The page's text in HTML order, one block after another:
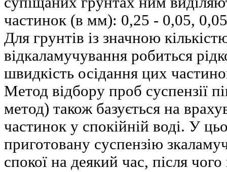
частинок (в мм): 0,25 - 0,05,
Для грунтів із значною
відкаламучування робиться
швидкість осідання цих
Метод відбору проб суспензії
метод) також базується на
частинок у спокійній воді. У
приготовану суспензію
спокої на деякий час, після